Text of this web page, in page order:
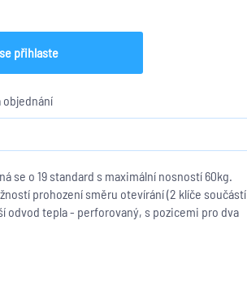
přihlaste
objednání
se o 19 standard s maximální nosností 60kg.
prohození směru otevírání (2 klíče součástí
odvod tepla - perforovaný, s pozicemi pro dva